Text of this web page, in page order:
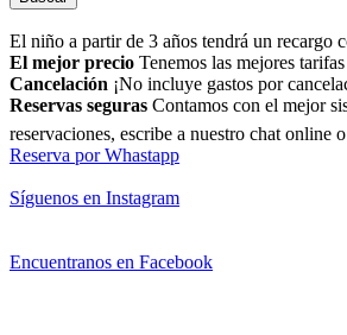
El niño a partir de 3 años tendrá un recargo
El mejor precio Tenemos las mejores
Cancelación ¡No incluye gastos por
Reservas seguras Contamos con el mejor
reservaciones, escribe a nuestro chat online o
Reserva por Whastapp
Síguenos en Instagram
Encuentranos en Facebook